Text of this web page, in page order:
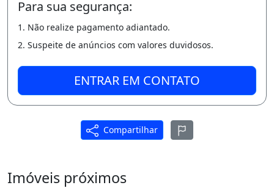
Para sua segurança:
1. Não realize pagamento adiantado.
2. Suspeite de anúncios com valores duvidosos.
ENTRAR EM CONTATO
Compartilhar
Imóveis próximos